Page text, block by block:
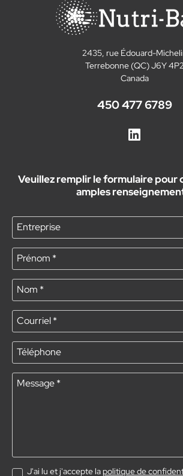
2435, rue Édouard-
Terrebonne (QC) J6Y 4P2
Canada
450 477 6789
Veuillez remplir le formulaire pour
amples
Entreprise
Prénom *
Nom *
Courriel*
Téléphone
Message*
J'ai lu et j'accepte lapolitique de